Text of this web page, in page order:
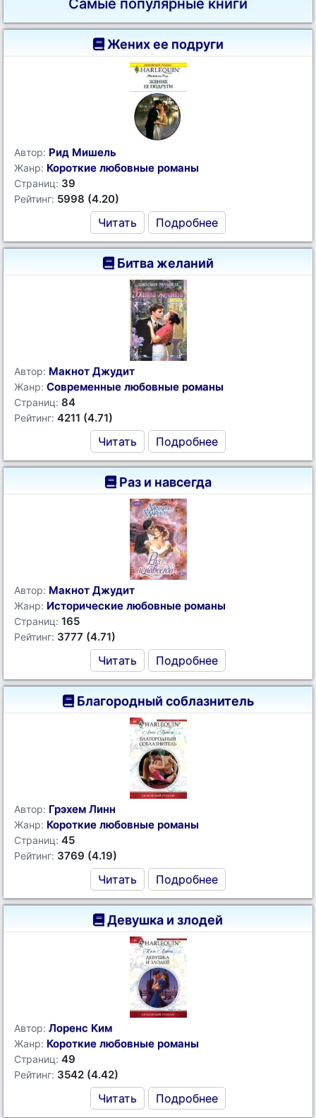
Самые популярные книги
Жених ее подруги
Автор: Рид Мишель
Жанр: Короткие любовные романы
Страниц: 39
Рейтинг: 5998 (4.20)
Читать Подробнее
Битва желаний
Автор: Макнот Джудит
Жанр: Современные любовные романы
Страниц: 84
Рейтинг: 4211 (4.71)
Читать Подробнее
Раз и навсегда
Автор: Макнот Джудит
Жанр: Исторические любовные романы
Страниц: 165
Рейтинг: 3777 (4.71)
Читать Подробнее
Благородный соблазнитель
Автор: Грэхем Линн
Жанр: Короткие любовные романы
Страниц: 45
Рейтинг: 3769 (4.19)
Читать Подробнее
Девушка и злодей
Автор: Лоренс Ким
Жанр: Короткие любовные романы
Страниц: 49
Рейтинг: 3542 (4.42)
Читать Подробнее